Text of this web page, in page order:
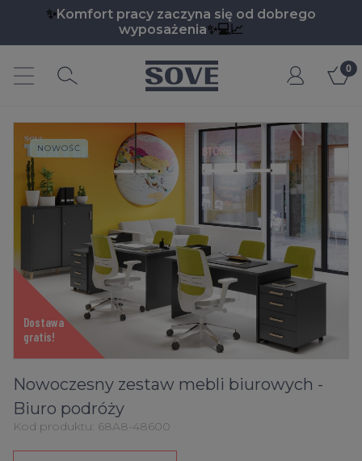
✨Komfort pracy zaczyna się od dobrego
wyposażenia✨💻📈
Moje
konto
Dostawa
gratis!
NOWOŚĆ
Nowoczesny zestaw mebli biurowych -
Biuro podróży
Kod produktu: 68A8-48600